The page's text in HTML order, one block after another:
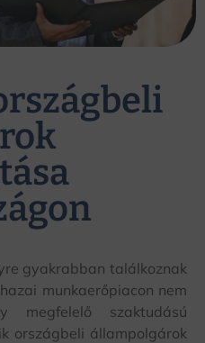
gyakrabban találkoznak
munkaerőpiacon nem
megfelelő szaktudású
országbeli állampolgárok